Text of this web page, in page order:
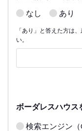
なし あり
「あり」と答えた方は
い。
ボーダレスハウス
検索エンジン（